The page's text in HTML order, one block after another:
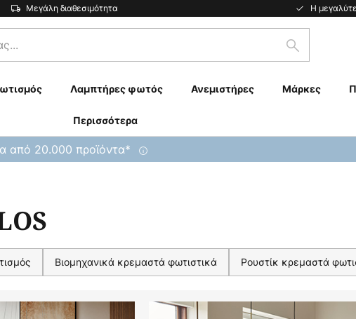
Μεγάλη διαθεσιμότητα Η
Αναζήτηση
Λαμπτήρες φωτός Ανεμιστήρες Μάρκες
Περισσότερα
από 20.000 προϊόντα*
Βιομηχανικά κρεμαστά φωτιστικά Ρουστίκ κρεμαστά